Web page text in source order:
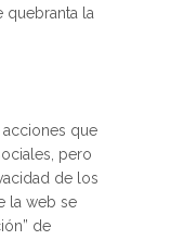
quebranta la
acciones que
pero
de los
la web se
de